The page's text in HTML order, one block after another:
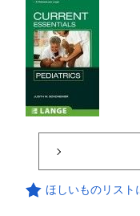
ほしいものリスト